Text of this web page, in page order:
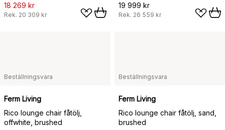
18 269 kr
Rek. 20 309 kr
19 999 kr
Rek. 26 559 kr
Beställningsvara
Ferm Living
Rico lounge chair fåtölj,
offwhite, brushed
Beställningsvara
Ferm Living
Rico lounge chair fåtölj, sand,
brushed